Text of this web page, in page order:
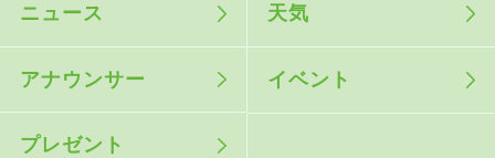
ニュース 天気
アナウンサー イベント
プレゼント